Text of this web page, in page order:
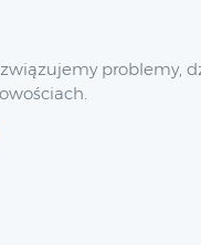
problemy,